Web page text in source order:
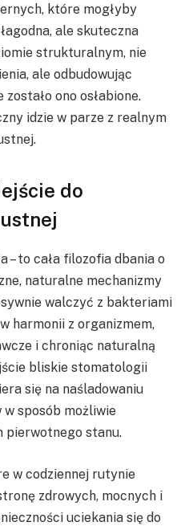
które mogłyby
ale skuteczna
strukturalnym, nie
ale odbudowując
ono osłabione.
idzie w parze z realnym
do
– to cała filozofia dbania o
naturalne mechanizmy
walczyć z bakteriami
harmonii z organizmem,
i chroniąc naturalną
bliskie stomatologii
się na naśladowaniu
sposób możliwie
pierwotnego stanu.
w codziennej rutynie
zdrowych, mocnych i
uciekania się do